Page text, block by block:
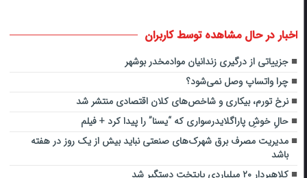
اخبار در حال مشاهده توسط کاربران
جزییاتی از درگیری زندانیان موادمخدر بوشهر
چرا واتساپ وصل نمی‌شود؟
نرخ تورم، بیکاری و شاخص‌های کلان اقتصادی منتشر شد
حالِ خوشِ پاراگلایدرسواری که “یسنا” را پیدا کرد + فیلم
مدیریت مصرف برق شهرک‌های صنعتی نباید بیش از یک روز در هفته
باشد
کلاهبردار ۲۰ میلیاردی پایتخت دستگیر شد